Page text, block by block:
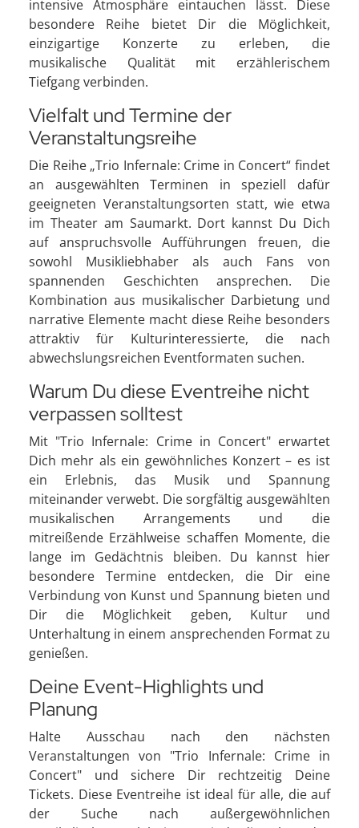
intensive Atmosphäre eintauchen lässt. Diese
besondere Reihe bietet Dir die Möglichkeit,
einzigartige Konzerte zu erleben, die
musikalische Qualität mit erzählerischem
Tiefgang verbinden.
Vielfalt und Termine der
Veranstaltungsreihe
Die Reihe „Trio Infernale: Crime in Concert“ findet
an ausgewählten Terminen in speziell dafür
geeigneten Veranstaltungsorten statt, wie etwa
im Theater am Saumarkt. Dort kannst Du Dich
auf anspruchsvolle Aufführungen freuen, die
sowohl Musikliebhaber als auch Fans von
spannenden Geschichten ansprechen. Die
Kombination aus musikalischer Darbietung und
narrative Elemente macht diese Reihe besonders
attraktiv für Kulturinteressierte, die nach
abwechslungsreichen Eventformaten suchen.
Warum Du diese Eventreihe nicht
verpassen solltest
Mit "Trio Infernale: Crime in Concert" erwartet
Dich mehr als ein gewöhnliches Konzert – es ist
ein Erlebnis, das Musik und Spannung
miteinander verwebt. Die sorgfältig ausgewählten
musikalischen Arrangements und die
mitreißende Erzählweise schaffen Momente, die
lange im Gedächtnis bleiben. Du kannst hier
besondere Termine entdecken, die Dir eine
Verbindung von Kunst und Spannung bieten und
Dir die Möglichkeit geben, Kultur und
Unterhaltung in einem ansprechenden Format zu
genießen.
Deine Event-Highlights und
Planung
Halte Ausschau nach den nächsten
Veranstaltungen von "Trio Infernale: Crime in
Concert" und sichere Dir rechtzeitig Deine
Tickets. Diese Eventreihe ist ideal für alle, die auf
der Suche nach außergewöhnlichen